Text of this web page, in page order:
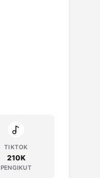
TIKTOK
210K
PENGIKUT